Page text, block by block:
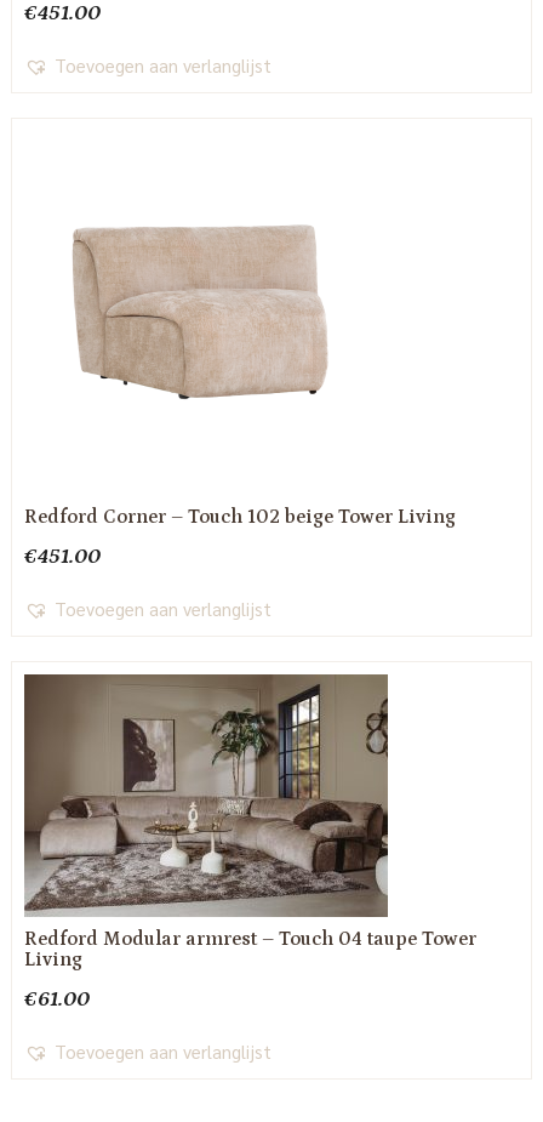
€451.00
Toevoegen aan verlanglijst
Redford Corner – Touch 102 beige Tower Living
€451.00
Toevoegen aan verlanglijst
Redford Modular armrest – Touch 04 taupe Tower
Living
€61.00
Toevoegen aan verlanglijst